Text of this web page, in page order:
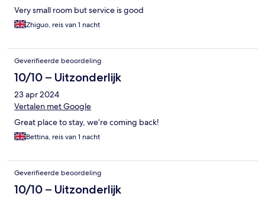
Very small room but service is good
Zhiguo, reis van 1 nacht
Geverifieerde beoordeling
10/10 – Uitzonderlijk
23 apr 2024
Vertalen met Google
Great place to stay, we‘re coming back!
Bettina, reis van 1 nacht
Geverifieerde beoordeling
10/10 – Uitzonderlijk